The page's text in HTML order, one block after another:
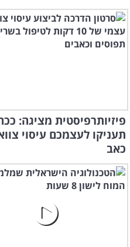
פיזיותרפיסטית מציגה:
תעניקו לעצמכם עיסוי
כאב